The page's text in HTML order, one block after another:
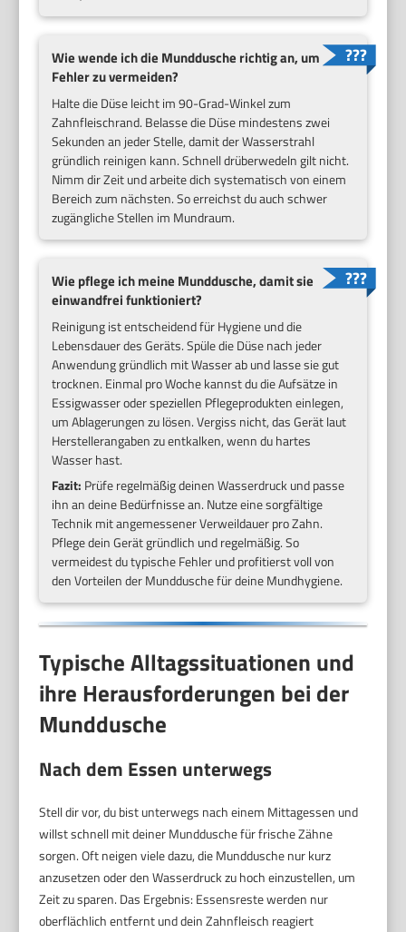
Wie wende ich die Munddusche richtig an, um
Fehler zu vermeiden?
Halte die Düse leicht im 90-Grad-Winkel zum
Zahnfleischrand. Belasse die Düse mindestens zwei
Sekunden an jeder Stelle, damit der Wasserstrahl
gründlich reinigen kann. Schnell drüberwedeln gilt nicht.
Nimm dir Zeit und arbeite dich systematisch von einem
Bereich zum nächsten. So erreichst du auch schwer
zugängliche Stellen im Mundraum.
Wie pflege ich meine Munddusche, damit sie
einwandfrei funktioniert?
Reinigung ist entscheidend für Hygiene und die
Lebensdauer des Geräts. Spüle die Düse nach jeder
Anwendung gründlich mit Wasser ab und lasse sie gut
trocknen. Einmal pro Woche kannst du die Aufsätze in
Essigwasser oder speziellen Pflegeprodukten einlegen,
um Ablagerungen zu lösen. Vergiss nicht, das Gerät laut
Herstellerangaben zu entkalken, wenn du hartes
Wasser hast.
Fazit: Prüfe regelmäßig deinen Wasserdruck und passe
ihn an deine Bedürfnisse an. Nutze eine sorgfältige
Technik mit angemessener Verweildauer pro Zahn.
Pflege dein Gerät gründlich und regelmäßig. So
vermeidest du typische Fehler und profitierst voll von
den Vorteilen der Munddusche für deine Mundhygiene.
Typische Alltagssituationen und
ihre Herausforderungen bei der
Munddusche
Nach dem Essen unterwegs
Stell dir vor, du bist unterwegs nach einem Mittagessen und
willst schnell mit deiner Munddusche für frische Zähne
sorgen. Oft neigen viele dazu, die Munddusche nur kurz
anzusetzen oder den Wasserdruck zu hoch einzustellen, um
Zeit zu sparen. Das Ergebnis: Essensreste werden nur
oberflächlich entfernt und dein Zahnfleisch reagiert